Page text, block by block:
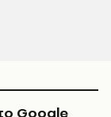
Google